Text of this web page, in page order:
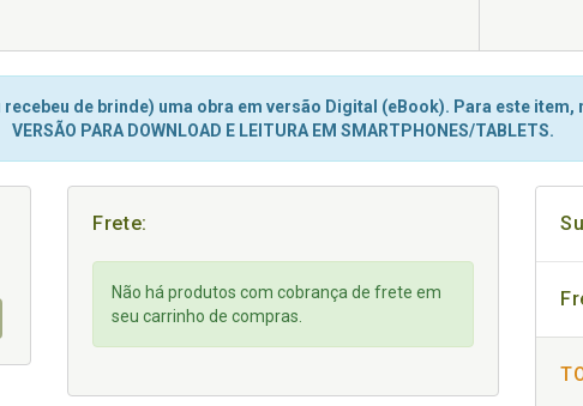
de brinde) uma obra em versão Digital (eBook). Para este
VERSÃO PARA DOWNLOAD E LEITURA EM SMARTPHONES/TABLETS.
Frete:
Não há produtos com cobrança de frete em
seu carrinho de compras.